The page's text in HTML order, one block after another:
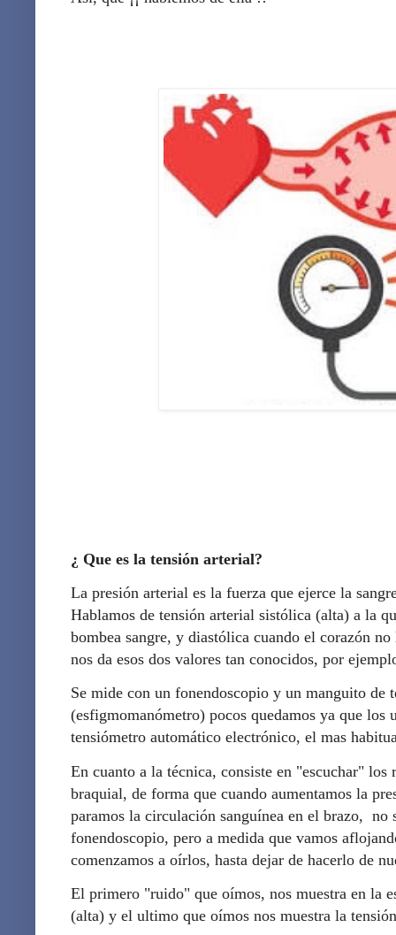
¿ Que es la tensión arterial?
La presión arterial es la fuerza que ejerce la
Hablamos de tensión arterial sistólica (alta) a la
bombea sangre, y diastólica cuando el corazón
nos da esos dos valores tan conocidos, por
Se mide con un fonendoscopio y un manguito de
(esfigmomanómetro) pocos quedamos ya que
tensiómetro automático electrónico, el mas
En cuanto a la técnica, consiste en "escuchar"
braquial, de forma que cuando aumentamos la
paramos la circulación sanguínea en el brazo, no
fonendoscopio, pero a medida que vamos
comenzamos a oírlos, hasta dejar de hacerlo de
El primero "ruido" que oímos, nos muestra en la
(alta) y el ultimo que oímos nos muestra la